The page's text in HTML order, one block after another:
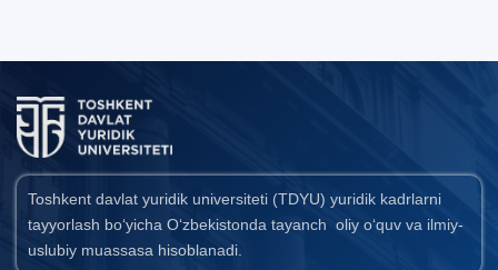
Toshkent davlat yuridik universiteti (TDYU) yuridik kadrlarni
tayyorlash bo‘yicha O‘zbekistonda tayanch oliy o‘quv va ilmiy-
uslubiy muassasa hisoblanadi.